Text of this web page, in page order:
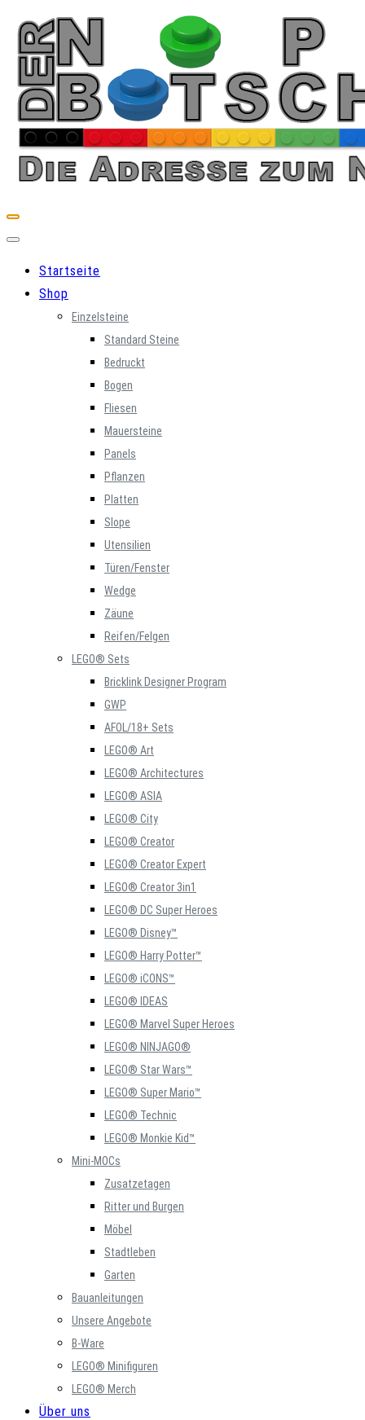
Skip
content
Startseite
Shop
Einzelsteine
Standard Steine
Bedruckt
Bogen
Fliesen
Mauersteine
Panels
Pflanzen
Platten
Slope
Utensilien
Türen/Fenster
Wedge
Zäune
Reifen/Felgen
LEGO® Sets
Bricklink Designer Program
GWP
AFOL/18+ Sets
LEGO® Art
LEGO® Architectures
LEGO® ASIA
LEGO® City
LEGO® Creator
LEGO® Creator Expert
LEGO® Creator 3in1
LEGO® DC Super Heroes
LEGO® Disney™
LEGO® Harry Potter™
LEGO® iCONS™
LEGO® IDEAS
LEGO® Marvel Super Heroes
LEGO® NINJAGO®
LEGO® Star Wars™
LEGO® Super Mario™
LEGO® Technic
LEGO® Monkie Kid™
Mini-MOCs
Zusatzetagen
Ritter und Burgen
Möbel
Stadtleben
Garten
Bauanleitungen
Unsere Angebote
B-Ware
LEGO® Minifiguren
LEGO® Merch
Über uns